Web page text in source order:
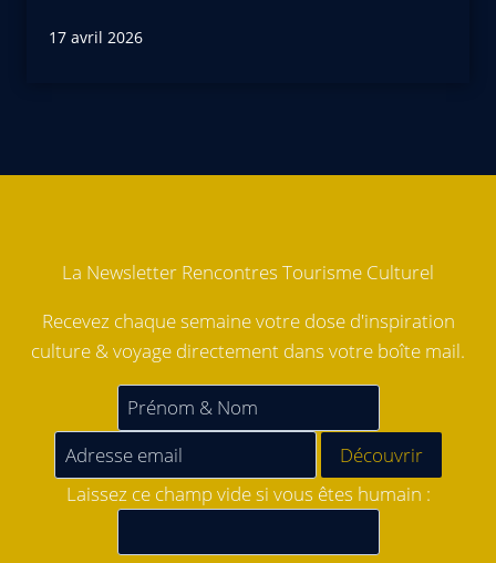
17 avril 2026
La Newsletter Rencontres Tourisme Culturel
Recevez chaque semaine votre dose d'inspiration
culture & voyage directement dans votre boîte mail.
Laissez ce champ vide si vous êtes humain :